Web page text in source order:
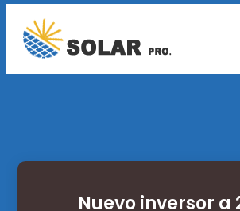
Nuevo inversor a